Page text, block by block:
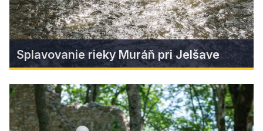
Splavovanie rieky Muráň pri Jelšave